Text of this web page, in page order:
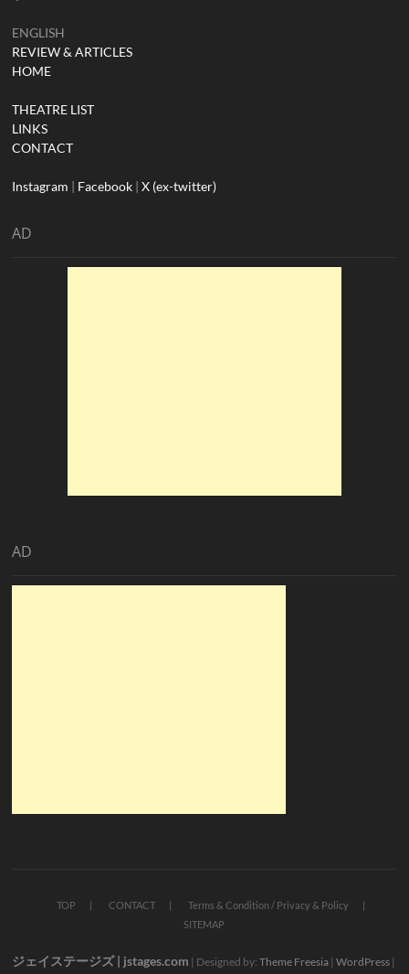
ENGLISH
REVIEW & ARTICLES
HOME
THEATRE LIST
LINKS
CONTACT
Instagram | Facebook |X (ex-twitter)
AD
AD
TOP CONTACT
Terms & Condition / Privacy & Policy
SITEMAP
ジェイステージズ | jstages.com | Designed by:Theme Freesia |WordPress |